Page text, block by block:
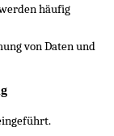
häufig
von Daten und